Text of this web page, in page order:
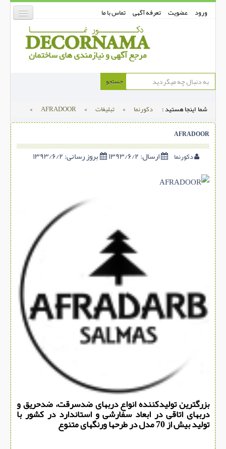
ورود عضویت تعرفه آگهی تماس با ما
دکورنما
دیوارپوش
دکوراسیون داخلی
درب و پنجره
شهری ترافیکی
سرویس بهداشتی
پله,نرده,حفاظ
برقی,روشنایی,ایمنی
تعمیر و نگهداری ساختمان
ماشین آلات ساختمانی
ژئوتکنیک
جستجو
شما اینجا هستید : دکورنما > تبلیغات >
AFRADOOR
>
AFRADOOR
دکورنما ارسال:۱۳۹۳/۶/۲ بروز رسانی:
بزرگترین تولیدکننده انواع دربهای ضدسرقت، ضدحریق و
دربهای اتاقی در ابعاد سفارشی و استاندارد در کشور با
تولید بیش از 70 مدل در طرحها ورنگهای متنوع